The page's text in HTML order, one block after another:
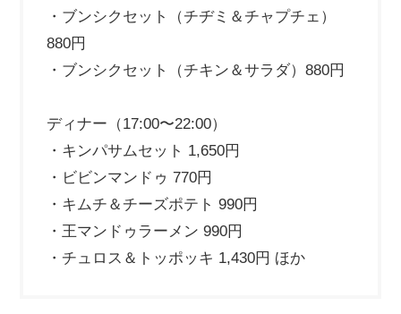
・ブンシクセット（チヂミ＆チャプチェ）
880円
・ブンシクセット（チキン＆サラダ）880円
ディナー（17:00〜22:00）
・キンパサムセット 1,650円
・ビビンマンドゥ 770円
・キムチ＆チーズポテト 990円
・王マンドゥラーメン 990円
・チュロス＆トッポッキ 1,430円 ほか